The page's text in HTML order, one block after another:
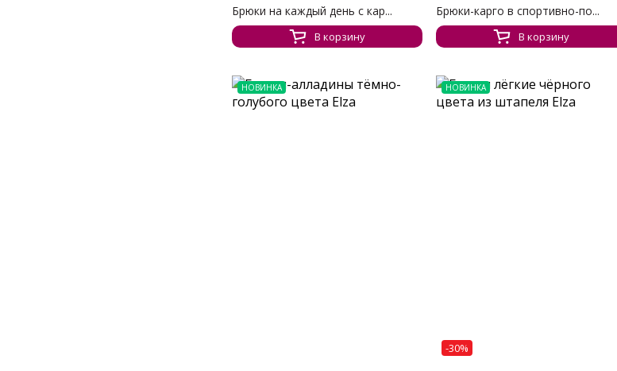
Брюки на каждый день с кар...
В корзину
Брюки-карго в спортивно-по...
В корзину
НОВИНКА НОВИНКА
-30%